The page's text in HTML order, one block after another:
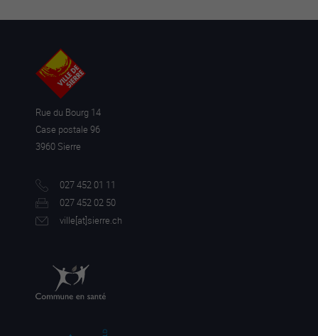
Rue du Bourg 14
Case postale 96
3960 Sierre
027 452 01 11
027 452 02 50
ville[at]sierre.ch